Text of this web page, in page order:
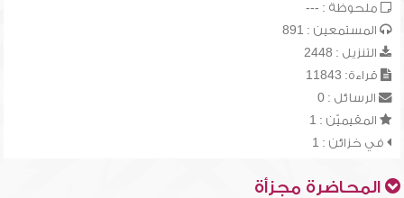
ملحوظة : ---
المستمعين : 891
التنزيل : 2448
قراءة: 11843
الرسائل : 0
المقيميّن : 1
في خزائن : 1
المحاضرة مجزأة